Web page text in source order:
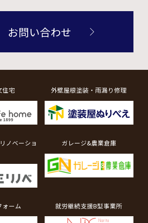
お問い合わせ
住宅 外壁屋根塗装・雨漏り修理
ノベーショ
ガレージ&農業倉庫
ォーム 就労継続支援B型事業所